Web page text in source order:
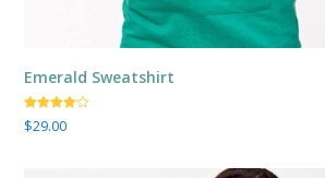
Emerald Sweatshirt
Valorado
con4.00
$29.00